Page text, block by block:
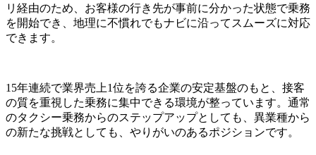
リ経由のため、お客様の行き先が事前に分かった状態で乗務
を開始でき、地理に不慣れでもナビに沿ってスムーズに対応
できます。
15年連続で業界売上1位を誇る企業の安定基盤のもと、接客
の質を重視した乗務に集中できる環境が整っています。通常
のタクシー乗務からのステップアップとしても、異業種から
の新たな挑戦としても、やりがいのあるポジションです。